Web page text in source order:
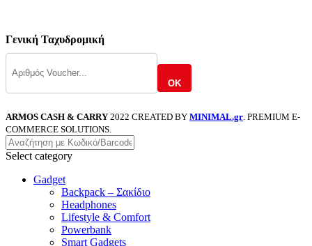
Γενική Ταχυδρομική
OK
ARMOS CASH & CARRY 2022 CREATED BY MINIMAL.gr . PREMIUM E-
COMMERCE SOLUTIONS.
Select category
Gadget
Backpack – Σακίδιο
Headphones
Lifestyle & Comfort
Powerbank
Smart Gadgets